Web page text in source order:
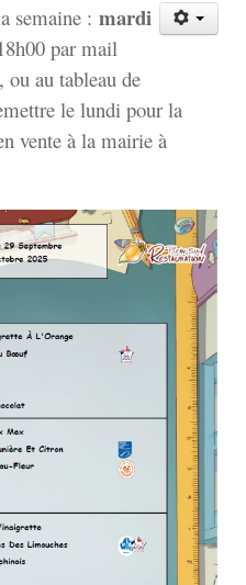
semaine : mardi
par mail
, ou au tableau de
le lundi pour la
vente à la mairie à